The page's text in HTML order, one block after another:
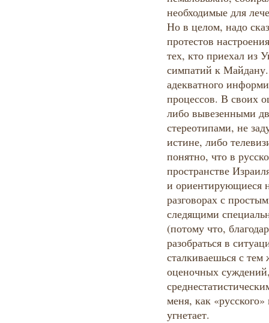
необходимые для
Но в целом, надо
протестов
тех, кто приехал из
симпатий к
адекватного
процессов. В своих
либо вывезенными
стереотипами, не
истине, либо
понятно, что в
пространстве
и ориентирующиеся
разговорах с
следящими
(потому что,
разобраться в
сталкиваешься с
оценочных
меня, как
угнетает.